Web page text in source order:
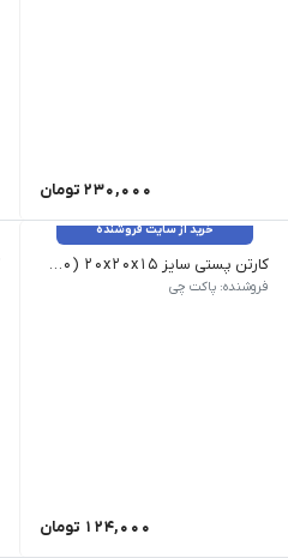
230,000 تومان
خرید از سایت فروشنده
کارتن پستی سایز 20x20x15 (20 عدد)
فروشنده: پاکت چی
124,000 تومان